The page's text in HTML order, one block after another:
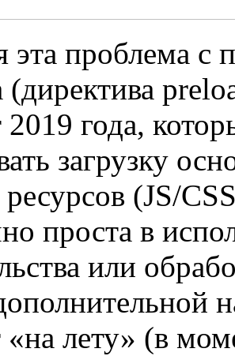
эта проблема с
(директива
2019 года,
загрузку
ресурсов (JS/
проста в
или
«на лету» (в